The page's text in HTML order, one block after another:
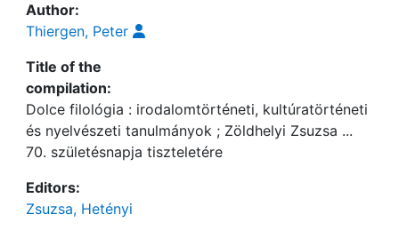
Author:
Thiergen, Peter
Title of the
compilation:
Dolce filológia : irodalomtörténeti, kultúratörténeti
és nyelvészeti tanulmányok ; Zöldhelyi Zsuzsa ...
70. születésnapja tiszteletére
Editors:
Zsuzsa, Hetényi